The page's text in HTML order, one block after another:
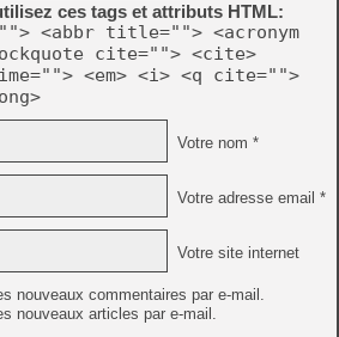
ces tags et attributs HTML:
<abbr title=""> <acronym
cite=""> <cite>
<em> <i> <q cite="">
Votre nom *
Votre adresse email *
Votre site internet
nouveaux commentaires par e-mail.
nouveaux articles par e-mail.